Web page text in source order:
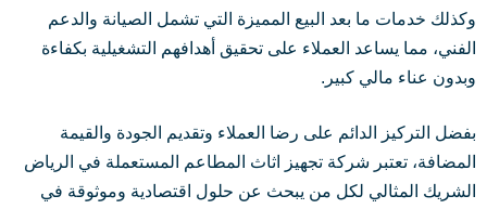
وكذلك خدمات ما بعد البيع المميزة التي تشمل الصيانة والدعم
الفني، مما يساعد العملاء على تحقيق أهدافهم التشغيلية بكفاءة
وبدون عناء مالي كبير.
بفضل التركيز الدائم على رضا العملاء وتقديم الجودة والقيمة
المضافة، تعتبر شركة تجهيز اثاث المطاعم المستعملة في الرياض
الشريك المثالي لكل من يبحث عن حلول اقتصادية وموثوقة في